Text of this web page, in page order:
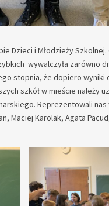
Dzieci i Młodzieży
wywalczyła zarówno
stopnia, że dopiero
szkół w mieście należy
Reprezentowali
Maciej Karolak, Agata